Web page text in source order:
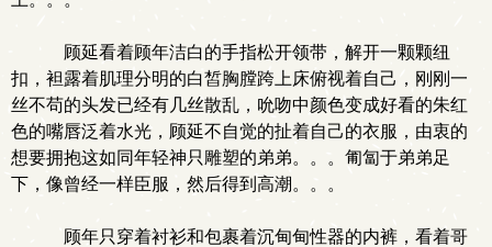
顾延看着顾年洁白的手指松开领带，解开一颗颗纽
扣，袒露着肌理分明的白皙胸膛跨上床俯视着自己，刚刚一
丝不苟的头发已经有几丝散乱，吮吻中颜色变成好看的朱红
色的嘴唇泛着水光，顾延不自觉的扯着自己的衣服，由衷的
想要拥抱这如同年轻神只雕塑的弟弟。。。匍匐于弟弟足
下，像曾经一样臣服，然后得到高潮。。。
顾年只穿着衬衫和包裹着沉甸甸性器的内裤，看着哥